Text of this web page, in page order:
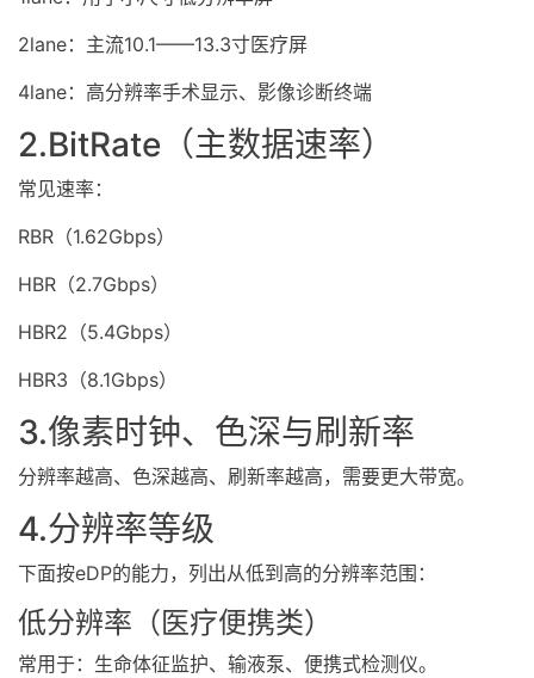
2lane：主流10.1——13.3寸医疗屏
4lane：高分辨率手术显示、影像诊断终端
2.BitRate（主数据速率）
常见速率：
RBR（1.62Gbps）
HBR（2.7Gbps）
HBR2（5.4Gbps）
HBR3（8.1Gbps）
3.像素时钟、色深与刷新率
分辨率越高、色深越高、刷新率越高，需要更大带宽。
4.分辨率等级
下面按eDP的能力，列出从低到高的分辨率范围：
低分辨率（医疗便携类）
常用于：生命体征监护、输液泵、便携式检测仪。